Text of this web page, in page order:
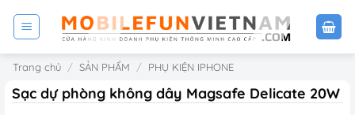
dungTrang chủ / SẢN PHẨM / PHỤ KIỆN IPHONE
Sạc dự phòng không dây Magsafe Delicate 20W